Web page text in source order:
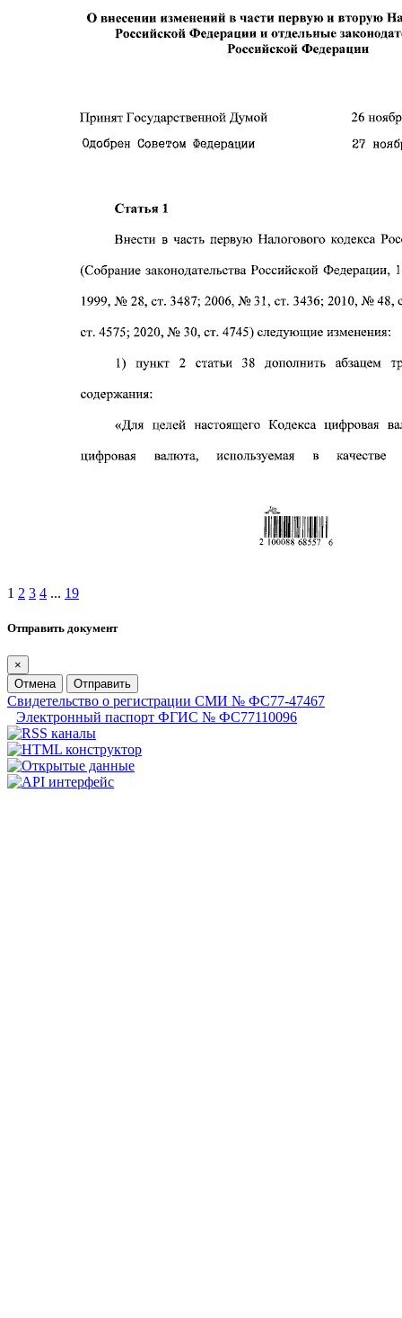
1 2 3 4 ... 19
Отправить документ
×
Отмена
Отправить
Свидетельство о регистрации СМИ № ФС77-47467
Электронный паспорт ФГИС № ФС77110096